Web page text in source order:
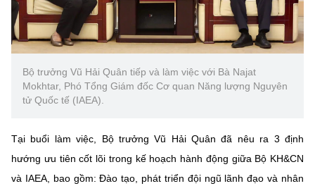
website này)
Bộ trưởng Vũ Hải Quân tiếp và làm việc với Bà Najat
Mokhtar, Phó Tổng Giám đốc Cơ quan Năng lượng Nguyên
tử Quốc tế (IAEA).
Tại buổi làm việc, Bộ trưởng Vũ Hải Quân đã nêu ra 3 định
hướng ưu tiên cốt lõi trong kế hoạch hành động giữa Bộ KH&CN
và IAEA, bao gồm: Đào tạo, phát triển đội ngũ lãnh đạo và nhân